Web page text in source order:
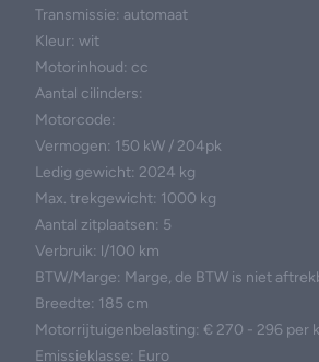
Transmissie: automaat
Kleur: wit
Motorinhoud: cc
Aantal cilinders:
Motorcode:
Vermogen: 150 kW / 204pk
Ledig gewicht: 2024 kg
Max. trekgewicht: 1000 kg
Aantal zitplaatsen: 5
Verbruik: l/100 km
BTW/Marge: Marge, de BTW is niet
Breedte: 185 cm
Motorrijtuigenbelasting: € 270 - 296 per
Emissieklasse: Euro